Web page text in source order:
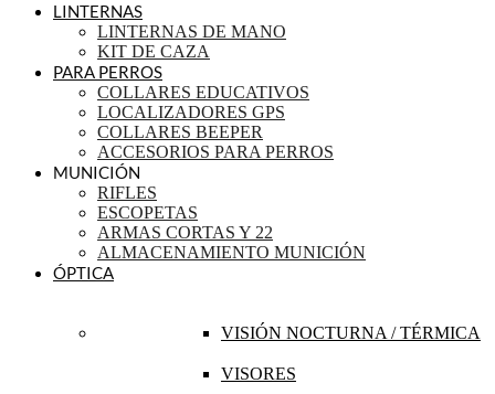
LINTERNAS
LINTERNAS DE MANO
KIT DE CAZA
PARA PERROS
COLLARES EDUCATIVOS
LOCALIZADORES GPS
COLLARES BEEPER
ACCESORIOS PARA PERROS
MUNICIÓN
RIFLES
ESCOPETAS
ARMAS CORTAS Y 22
ALMACENAMIENTO MUNICIÓN
ÓPTICA
VISIÓN NOCTURNA / TÉRMICA
VISORES